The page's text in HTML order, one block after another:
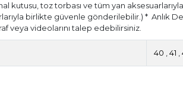
kutusu, toz torbası ve tüm yan
birlikte güvenle gönderilebilir.) * ⁠ Anlık
veya videolarını talep edebilirsiniz.
40 ,41 ,